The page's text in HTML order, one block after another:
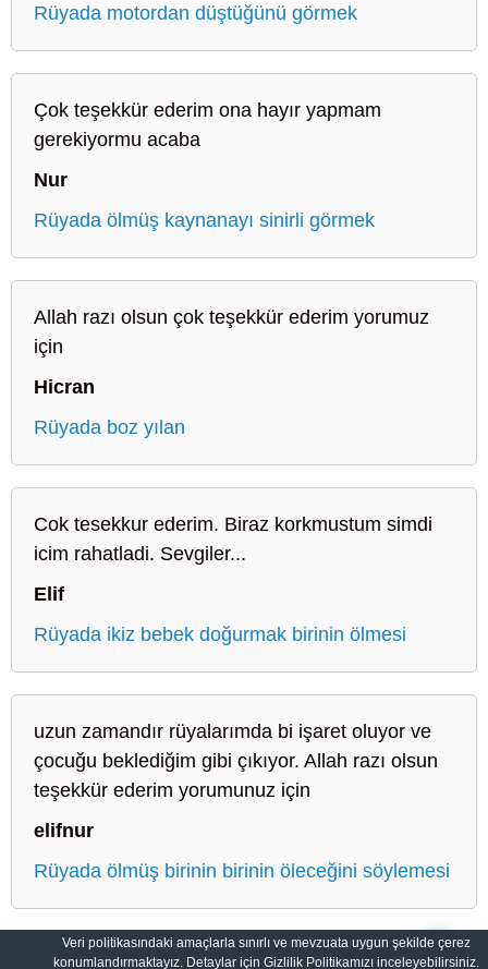
Rüyada motordan düştüğünü görmek
Çok teşekkür ederim ona hayır yapmam
gerekiyormu acaba
Nur
Rüyada ölmüş kaynanayı sinirli görmek
Allah razı olsun çok teşekkür ederim yorumuz
için
Hicran
Rüyada boz yılan
Cok tesekkur ederim. Biraz korkmustum simdi
icim rahatladi. Sevgiler...
Elif
Rüyada ikiz bebek doğurmak birinin ölmesi
uzun zamandır rüyalarımda bi işaret oluyor ve
çocuğu beklediğim gibi çıkıyor. Allah razı olsun
teşekkür ederim yorumunuz için
elifnur
Rüyada ölmüş birinin birinin öleceğini söylemesi
Sahih Rüyalar: Rüyaların Dilini Öğrenin Gizlilik Politikası
Veri politikasındaki amaçlarla sınırlı ve mevzuata uygun şekilde çerez
konumlandırmaktayız. Detaylar için Gizlilik Politikamızı inceleyebilirsiniz.